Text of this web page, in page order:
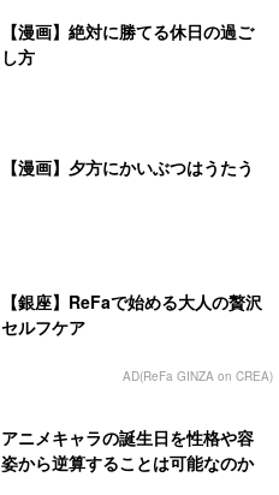
【漫画】絶対に勝てる休日の過ご
し方
【漫画】夕方にかいぶつはうたう
【銀座】ReFaで始める大人の贅沢
セルフケア
AD(ReFa GINZA on CREA)
アニメキャラの誕生日を性格や容
姿から逆算することは可能なのか